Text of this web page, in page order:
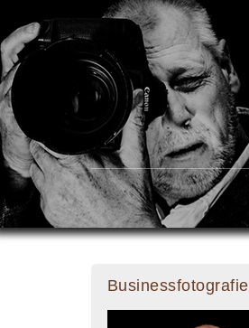
Businessfotografie